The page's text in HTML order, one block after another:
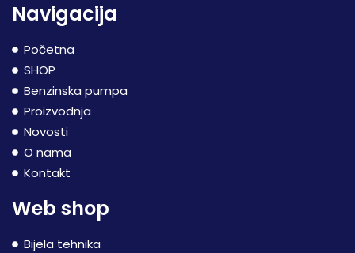
Navigacija
Početna
SHOP
Benzinska pumpa
Proizvodnja
Novosti
O nama
Kontakt
Web shop
Bijela tehnika